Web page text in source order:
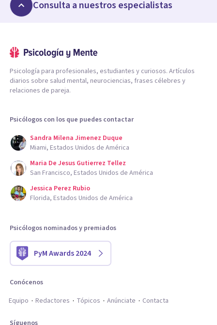
Consulta a nuestros especialistas
Psicología para profesionales, estudiantes y curiosos. Artículos
diarios sobre salud mental, neurociencias, frases célebres y
relaciones de pareja.
Psicólogos con los que puedes contactar
Sandra Milena Jimenez Duque
Miami, Estados Unidos de América
Maria De Jesus Gutierrez Tellez
San Francisco, Estados Unidos de América
Jessica Perez Rubio
Florida, Estados Unidos de América
Psicólogos nominados y premiados
PyM Awards 2024
Conócenos
Equipo
Redactores Tópicos Anúnciate Contacta
Síguenos